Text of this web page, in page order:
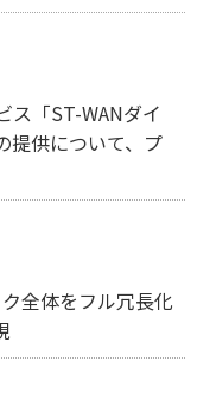
ス「ST-WANダイ
提供について、プ
全体をフル冗長化